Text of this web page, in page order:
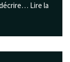
Lire la